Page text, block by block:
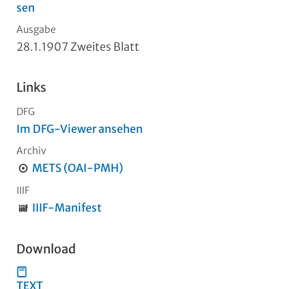
sen
Ausgabe
28.1.1907 Zweites Blatt
Links
DFG
Im DFG-Viewer ansehen
Archiv
METS (OAI-PMH)
IIIF
IIIF-Manifest
Download
TEXT